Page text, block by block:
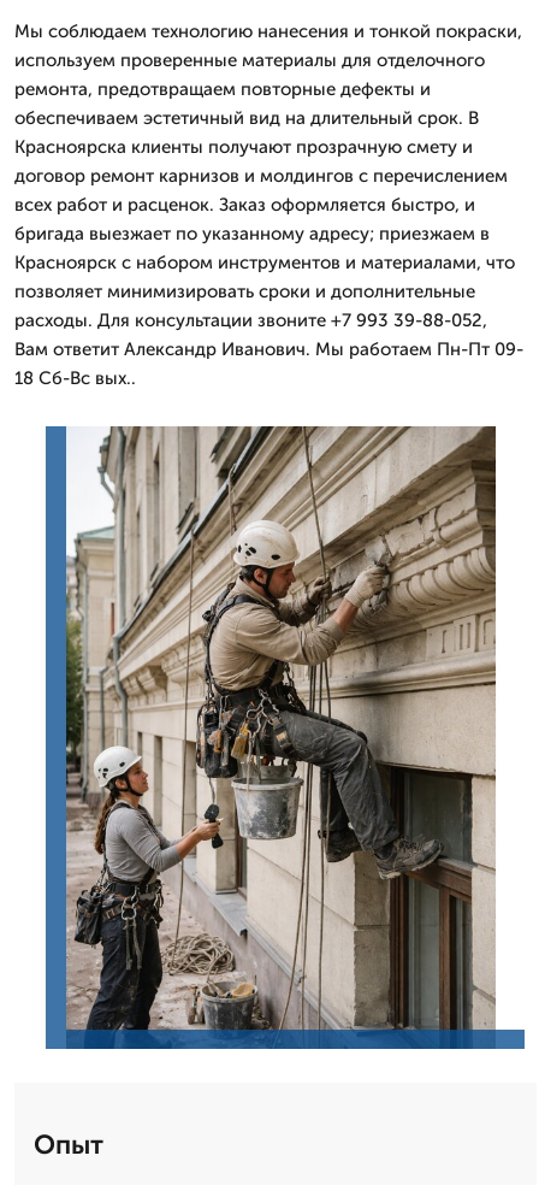
Мы соблюдаем технологию нанесения и тонкой покраски,
используем проверенные материалы для отделочного
ремонта, предотвращаем повторные дефекты и
обеспечиваем эстетичный вид на длительный срок. В
Красноярска клиенты получают прозрачную смету и
договор ремонт карнизов и молдингов с перечислением
всех работ и расценок. Заказ оформляется быстро, и
бригада выезжает по указанному адресу; приезжаем в
Красноярск с набором инструментов и материалами, что
позволяет минимизировать сроки и дополнительные
расходы. Для консультации звоните +7 993 39-88-052,
Вам ответит Александр Иванович. Мы работаем Пн-Пт 09-
18 Сб-Вс вых..
Опыт